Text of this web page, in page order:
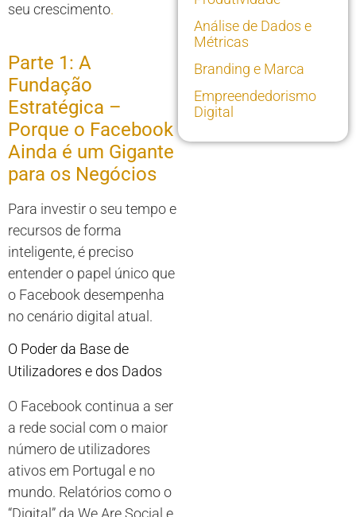
seu crescimento.
Parte 1: A
Fundação
Estratégica –
Porque o Facebook
Ainda é um Gigante
para os Negócios
Para investir o seu tempo e
recursos de forma
inteligente, é preciso
entender o papel único que
o Facebook desempenha
no cenário digital atual.
O Poder da Base de
Utilizadores e dos Dados
O Facebook continua a ser
a rede social com o maior
número de utilizadores
ativos em Portugal e no
mundo. Relatórios como o
Análise de Dados e
Métricas
Branding e Marca
Empreendedorismo
Digital